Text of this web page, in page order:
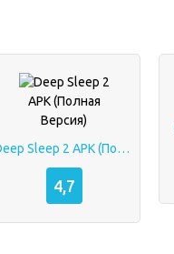
Deep Sleep 2 APK (Полная Версия)
4,7